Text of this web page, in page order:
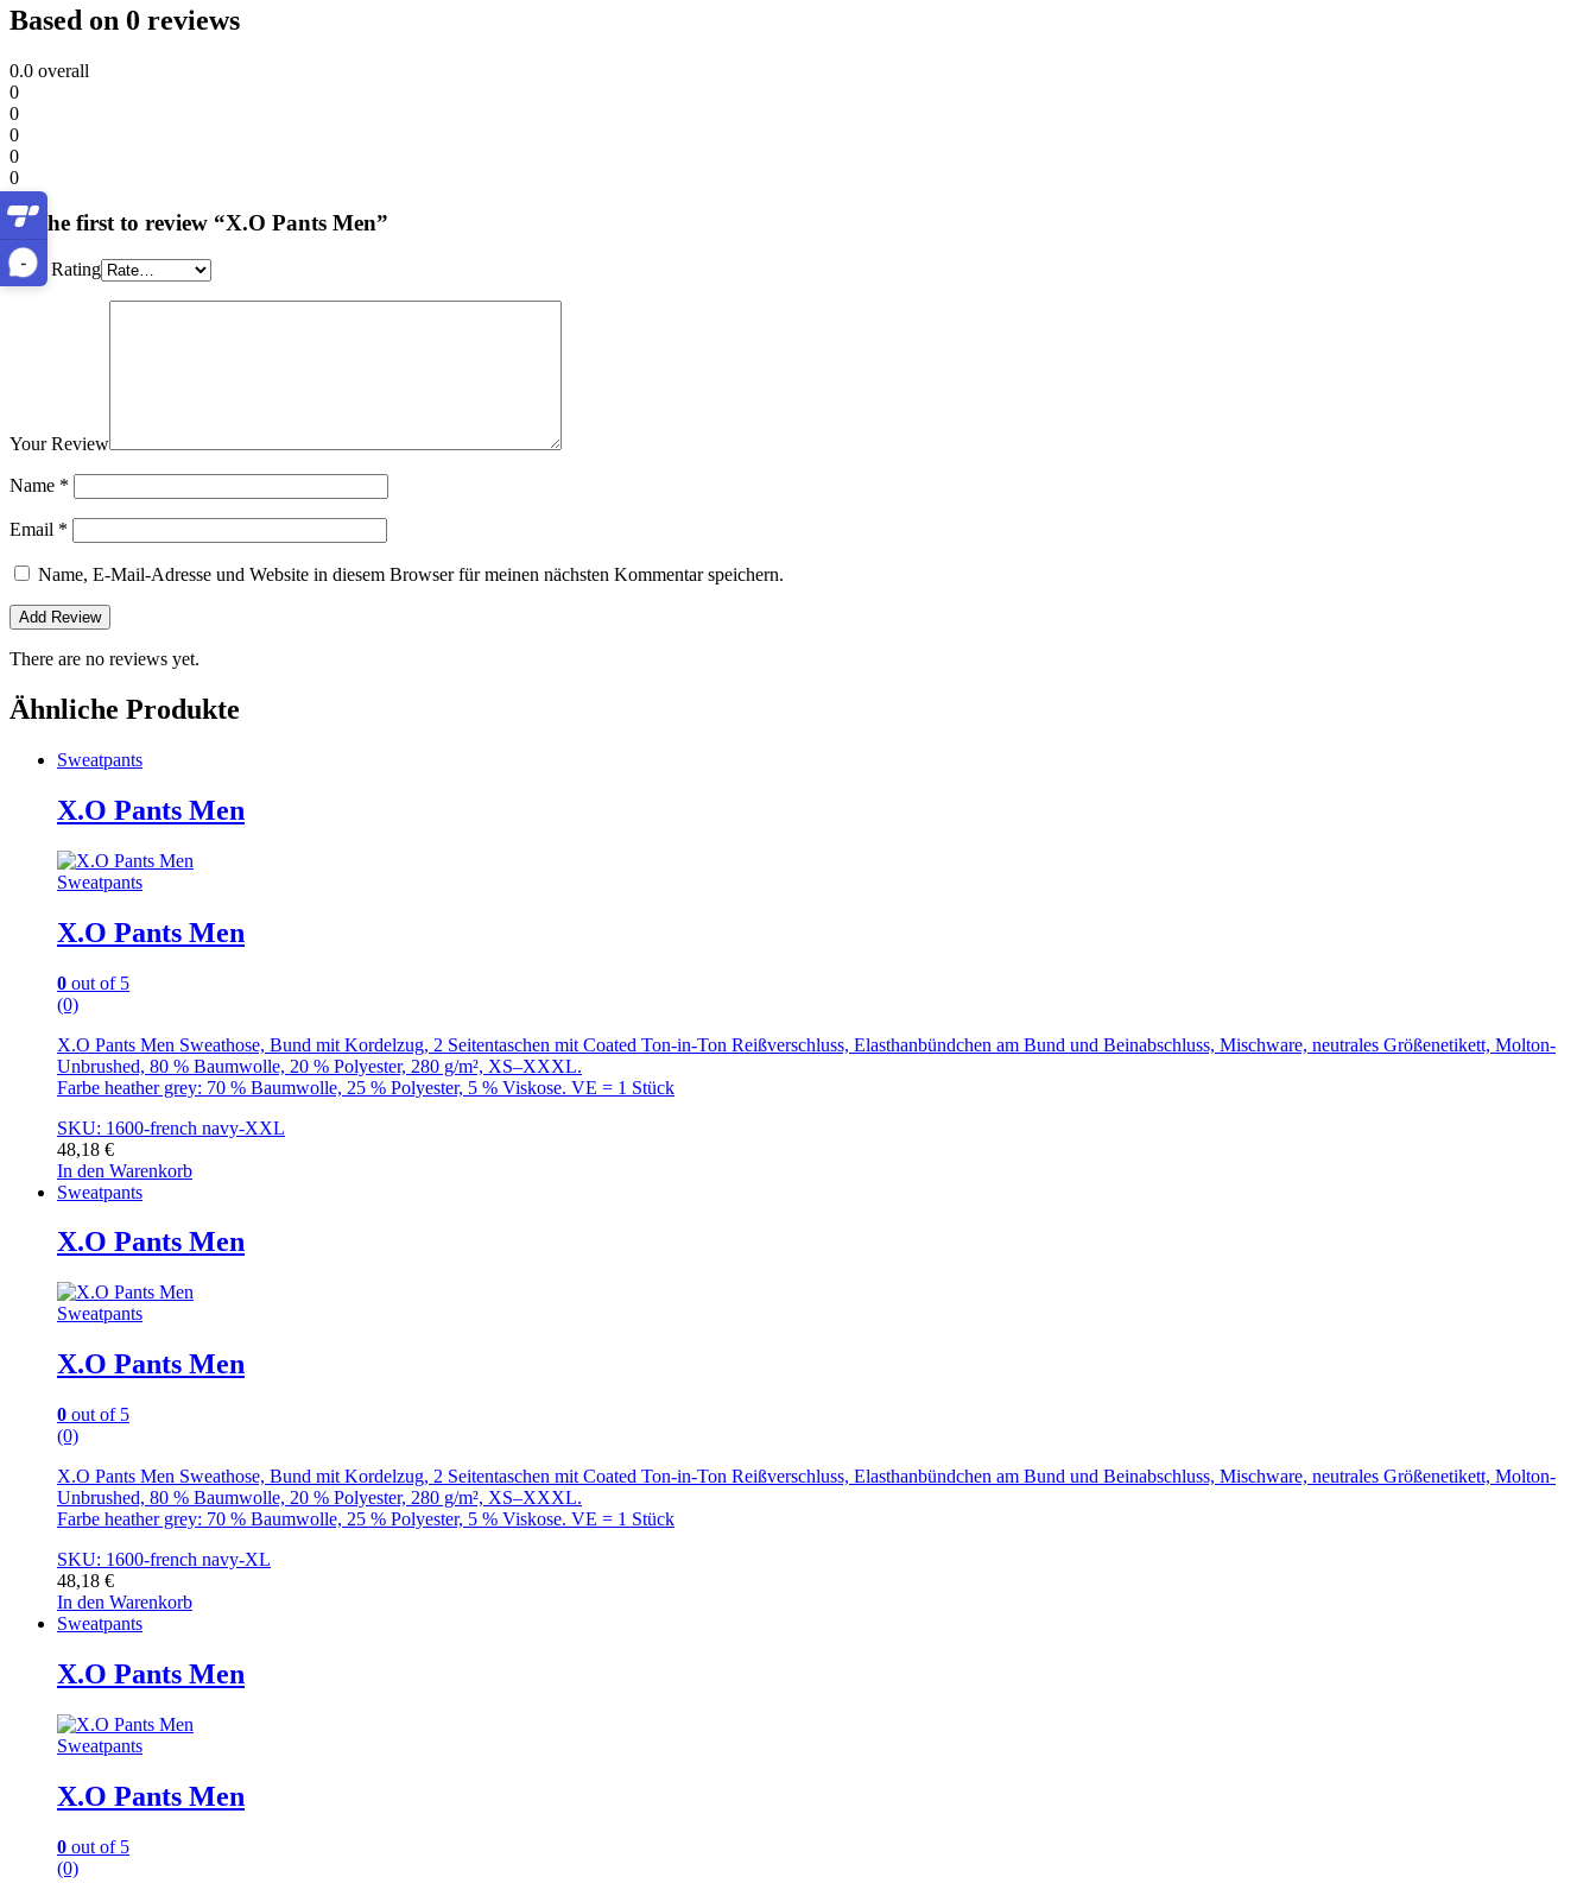
-
Based on 0 reviews
0.0 overall
0
0
0
0
0
Be the first to review “X.O Pants Men”
Your Rating
Your Review
Name *
Email *
Name, E-Mail-Adresse und Website in diesem Browser für meinen nächsten Kommentar speichern.
There are no reviews yet.
Ähnliche Produkte
Sweatpants
X.O Pants Men
Sweatpants
X.O Pants Men
0 out of 5
(0)
X.O Pants Men Sweathose, Bund mit Kordelzug, 2 Seitentaschen mit Coated Ton-in-Ton Reißverschluss, Elasthanbündchen am Bund und Beinabschluss, Mischware, neutrales Größenetikett, Molton-
Unbrushed, 80 % Baumwolle, 20 % Polyester, 280 g/m², XS–XXXL.
Farbe heather grey: 70 % Baumwolle, 25 % Polyester, 5 % Viskose. VE = 1 Stück
SKU: 1600-french navy-XXL
48,18 €
In den Warenkorb
Sweatpants
X.O Pants Men
Sweatpants
X.O Pants Men
0 out of 5
(0)
X.O Pants Men Sweathose, Bund mit Kordelzug, 2 Seitentaschen mit Coated Ton-in-Ton Reißverschluss, Elasthanbündchen am Bund und Beinabschluss, Mischware, neutrales Größenetikett, Molton-
Unbrushed, 80 % Baumwolle, 20 % Polyester, 280 g/m², XS–XXXL.
Farbe heather grey: 70 % Baumwolle, 25 % Polyester, 5 % Viskose. VE = 1 Stück
SKU: 1600-french navy-XL
48,18 €
In den Warenkorb
Sweatpants
X.O Pants Men
Sweatpants
X.O Pants Men
0 out of 5
(0)